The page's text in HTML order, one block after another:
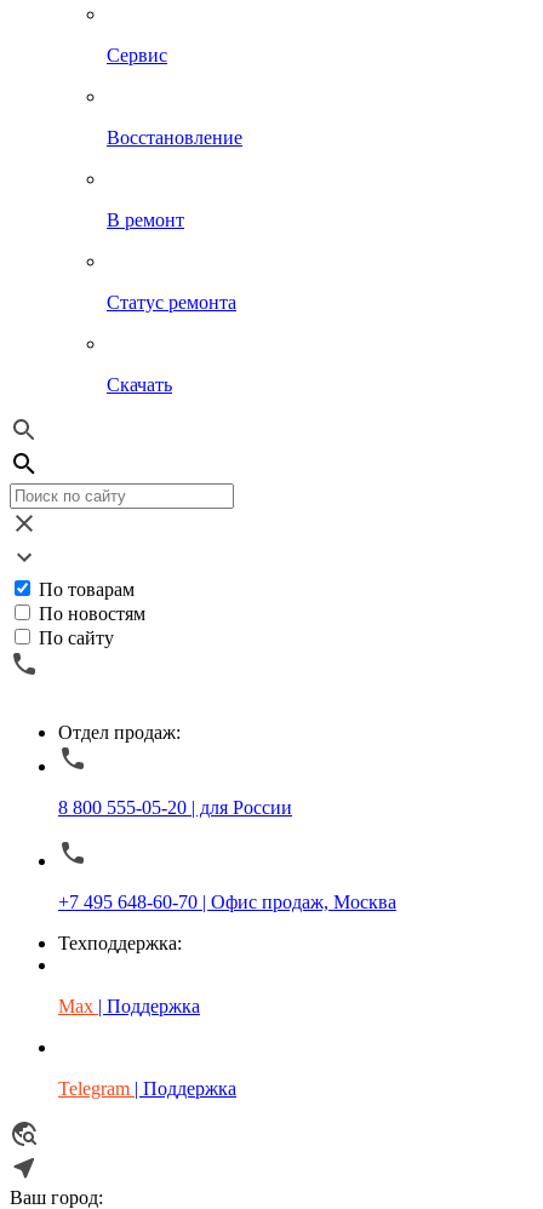
Сервис
Восстановление
В ремонт
Статус ремонта
Скачать
По товарам
По новостям
По сайту
Отдел продаж:
8 800 555-05-20 | для России
+7 495 648-60-70 | Офис продаж, Москва
Техподдержка:
Max | Поддержка
Telegram | Поддержка
Ваш город: